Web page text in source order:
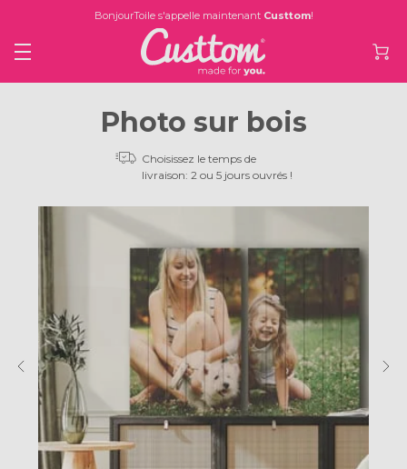
BonjourToile s'appelle maintenant Custtom!
Photo sur bois
Choisissez le temps de
livraison: 2 ou 5 jours ouvrés !